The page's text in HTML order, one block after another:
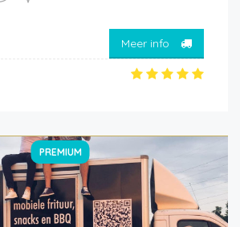
Meer info
PREMIUM